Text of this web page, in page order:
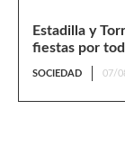
Estadilla y
fiestas por
SOCIEDAD 07/